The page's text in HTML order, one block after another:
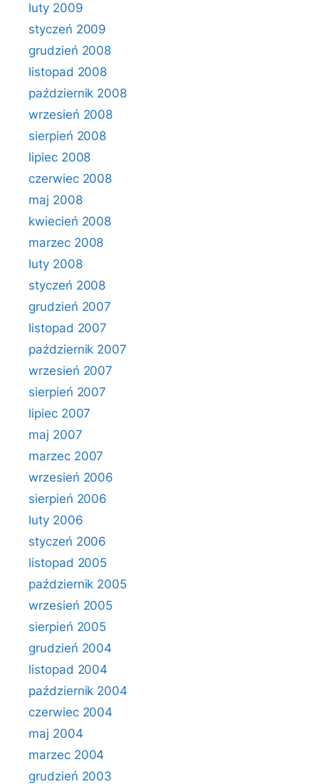
luty 2009
styczeń 2009
grudzień 2008
listopad 2008
październik 2008
wrzesień 2008
sierpień 2008
lipiec 2008
czerwiec 2008
maj 2008
kwiecień 2008
marzec 2008
luty 2008
styczeń 2008
grudzień 2007
listopad 2007
październik 2007
wrzesień 2007
sierpień 2007
lipiec 2007
maj 2007
marzec 2007
wrzesień 2006
sierpień 2006
luty 2006
styczeń 2006
listopad 2005
październik 2005
wrzesień 2005
sierpień 2005
grudzień 2004
listopad 2004
październik 2004
czerwiec 2004
maj 2004
marzec 2004
grudzień 2003